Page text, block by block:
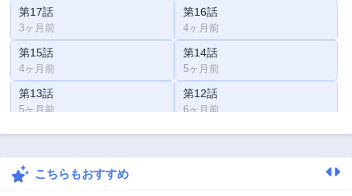
第17話
3ヶ月前
第16話
4ヶ月前
第15話
4ヶ月前
第14話
5ヶ月前
第13話
5ヶ月前
第12話
6ヶ月前
第11話 第10話
第9話こちらもおすすめ